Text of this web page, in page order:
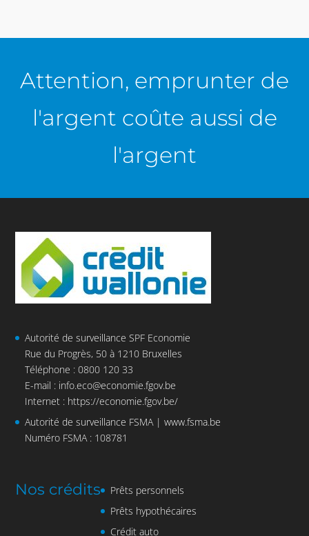
Attention, emprunter de
l'argent coûte aussi de
l'argent
Autorité de surveillance SPF Economie
Rue du Progrès, 50 à 1210 Bruxelles
Téléphone : 0800 120 33
E-mail : info.eco@economie.fgov.be
Internet : https://economie.fgov.be/
Autorité de surveillance FSMA |www.fsma.be
Numéro FSMA : 108781
Nos crédits
Prêts personnels
Prêts hypothécaires
Crédit auto